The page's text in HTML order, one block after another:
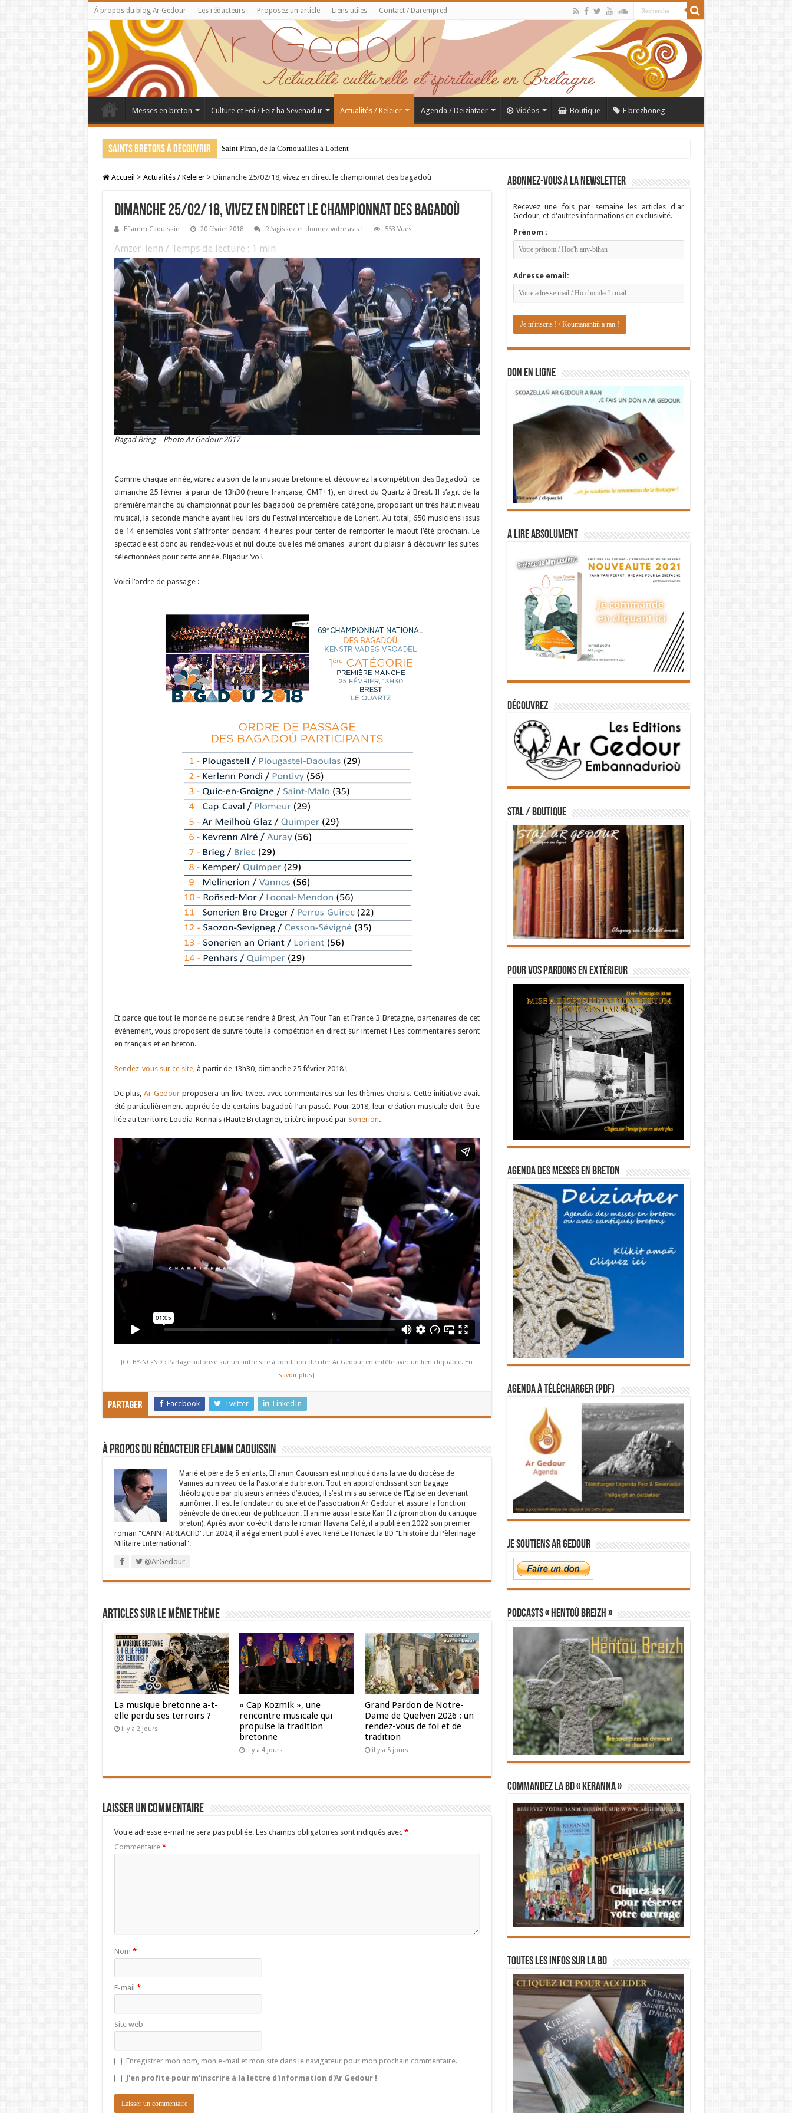
À propos du blog Ar Gedour Les rédacteurs Proposez un article Liens utiles Contact / Darempred
Messes en breton Culture et Foi / Feiz ha Sevenadur Actualités / Keleier Agenda / Deiziataer Vidéos Boutique E brezhoneg
Saints bretons à découvrir Saint Piran, de la Cornouailles à Lorient
Accueil > Actualités / Keleier > Dimanche 25/02/18, vivez en direct le championnat des bagadoù
Dimanche 25/02/18, vivez en direct le championnat des bagadoù
Eflamm Caouissin 20 février 2018 Réagissez et donnez votre avis ! 553 Vues
Amzer-lenn / Temps de lecture : 1 min
Bagad Brieg – Photo Ar Gedour 2017
Comme chaque année, vibrez au son de la musique bretonne et découvrez la compétition des Bagadoù ce
dimanche 25 février à partir de 13h30 (heure française, GMT+1), en direct du Quartz à Brest. Il s’agit de la
première manche du championnat pour les bagadoù de première catégorie, proposant un très haut niveau
musical, la seconde manche ayant lieu lors du Festival interceltique de Lorient. Au total, 650 musiciens issus
de 14 ensembles vont s’affronter pendant 4 heures pour tenter de remporter le maout l’été prochain. Le
spectacle est donc au rendez-vous et nul doute que les mélomanes auront du plaisir à découvrir les suites
sélectionnées pour cette année. Plijadur ‘vo !
Voici l’ordre de passage :
Et parce que tout le monde ne peut se rendre à Brest, An Tour Tan et France 3 Bretagne, partenaires de cet
événement, vous proposent de suivre toute la compétition en direct sur internet ! Les commentaires seront
en français et en breton.
Rendez-vous sur ce site, à partir de 13h30, dimanche 25 février 2018 !
De plus,Ar Gedour proposera un live-tweet avec commentaires sur les thèmes choisis. Cette initiative avait
été particulièrement appréciée de certains bagadoù l’an passé. Pour 2018, leur création musicale doit être
liée au territoire Loudia-Rennais (Haute Bretagne), critère imposé par Sonerion.
[CC BY-NC-ND : Partage autorisé sur un autre site à condition de citer Ar Gedour en entête avec un lien cliquable. En
savoir plus]
Partager Facebook Twitter LinkedIn
À propos du rédacteur Eflamm Caouissin
Marié et père de 5 enfants, Eflamm Caouissin est impliqué dans la vie du diocèse de
Vannes au niveau de la Pastorale du breton. Tout en approfondissant son bagage
théologique par plusieurs années d’études, il s’est mis au service de l’Eglise en devenant
aumônier. Il est le fondateur du site et de l'association Ar Gedour et assure la fonction
bénévole de directeur de publication. Il anime aussi le site Kan Iliz (promotion du cantique
breton). Après avoir co-écrit dans le roman Havana Café, il a publié en 2022 son premier
roman "CANNTAIREACHD". En 2024, il a également publié avec René Le Honzec la BD "L'histoire du Pèlerinage
Militaire International".
@ArGedour
Articles sur le même thème
La musique bretonne a-t-
elle perdu ses terroirs ?
il y a 2 jours
« Cap Kozmik », une
rencontre musicale qui
propulse la tradition
bretonne
il y a 4 jours
Grand Pardon de Notre-
Dame de Quelven 2026 : un
rendez-vous de foi et de
tradition
il y a 5 jours
Laisser un commentaire
Votre adresse e-mail ne sera pas publiée. Les champs obligatoires sont indiqués avec *
Commentaire *
Nom *
E-mail *
Site web
Enregistrer mon nom, mon e-mail et mon site dans le navigateur pour mon prochain commentaire.
J'en profite pour m'inscrire à la lettre d'information d'Ar Gedour !
Abonnez-vous à la newsletter
Recevez une fois par semaine les articles d'ar
Gedour, et d'autres informations en exclusivité.
Prénom :
Adresse email:
DON EN LIGNE
A lire absolument
Découvrez
STAL / BOUTIQUE
Pour vos pardons en extérieur
Agenda des messes en breton
Agenda à télécharger (PDF)
Je soutiens Ar Gedour
PODCASTS « Hentoù Breizh »
Commandez la BD « Keranna »
Toutes les infos sur la BD